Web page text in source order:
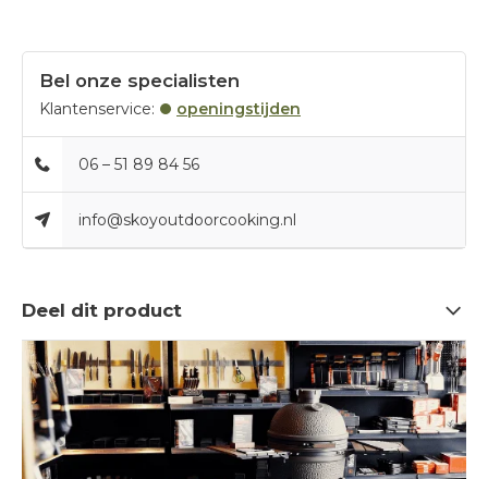
Bel onze specialisten
Klantenservice: openingstijden
06 – 51 89 84 56
info@skoyoutdoorcooking.nl
Deel dit product